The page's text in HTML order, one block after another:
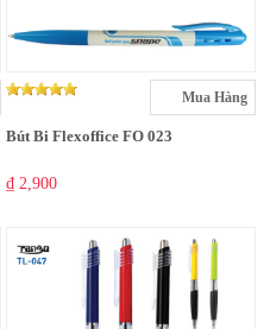
Mua Hàng
Bút Bi Flexoffice FO 023
₫ 2,900